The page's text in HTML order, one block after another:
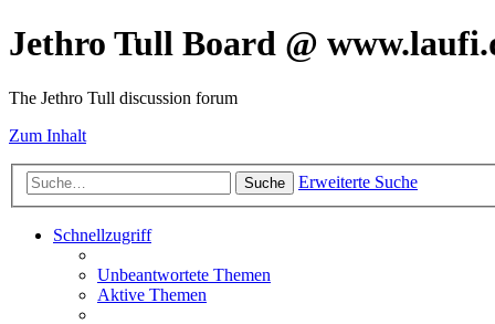
Jethro Tull Board @
The Jethro Tull discussion forum
Zum Inhalt
Suche Erweiterte Suche
Schnellzugriff
Unbeantwortete Themen
Aktive Themen